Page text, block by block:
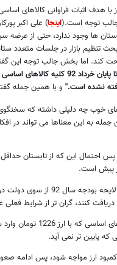
با هدف اثبات فراوانی کالاهای
توجه است.(اینجا) علی اکبر
بحث تنظیم بازار در جلسات
کند. اما بخش جالب توجه این
" تا پایان خرداد 92
نشده است." و با همین جمله
چه دلیلی داشته که سخنگوی
به این معناها می تواند در
پس احتمال این که از تابستان
پیش است.
کنند، گران تر از شرایط
3-تنها تا خردادماه
پایین تر نمی آید.